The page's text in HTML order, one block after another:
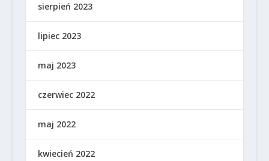
sierpień 2023
lipiec 2023
maj 2023
czerwiec 2022
maj 2022
kwiecień 2022